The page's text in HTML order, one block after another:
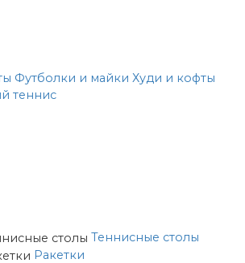
Футболки и майки Худи и кофты
теннис
Теннисные столы
Ракетки